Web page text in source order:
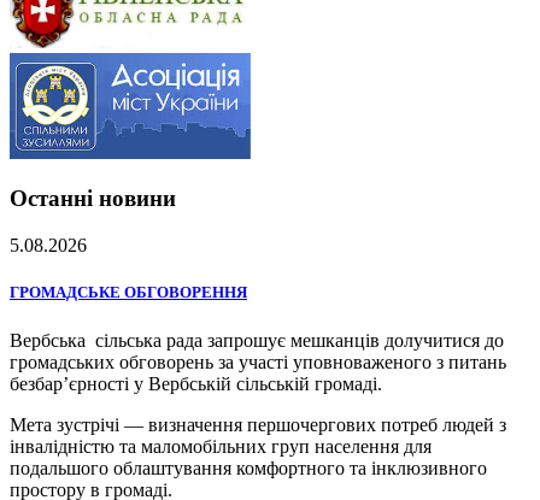
Останні новини
5.08.2026
ГРОМАДСЬКЕ ОБГОВОРЕННЯ
Вербська сільська рада запрошує мешканців долучитися до
громадських обговорень за участі уповноваженого з питань
безбар’єрності у Вербській сільській громаді.
Мета зустрічі — визначення першочергових потреб людей з
інвалідністю та маломобільних груп населення для
подальшого облаштування комфортного та інклюзивного
простору в громаді.